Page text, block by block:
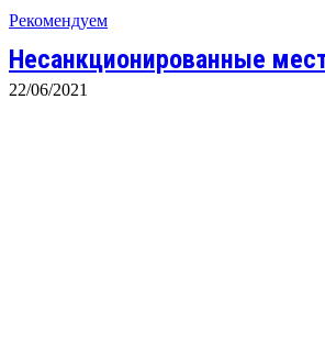
Рекомендуем
Несанкционированные
22/06/2021